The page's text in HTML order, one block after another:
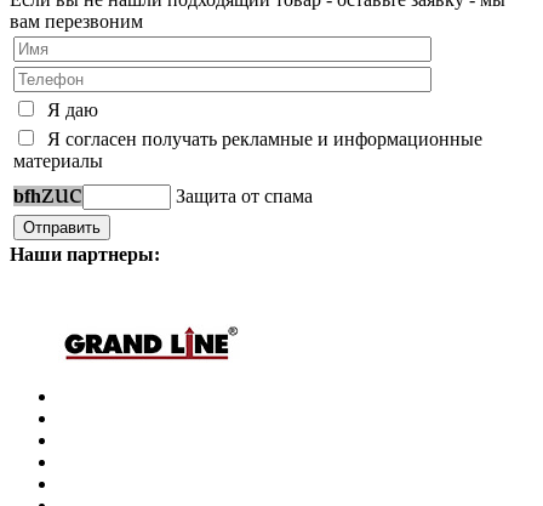
вам перезвоним
Я даю
Я согласен получать рекламные и информационные
материалы
bfhzuc Защита от спама
Наши партнеры: